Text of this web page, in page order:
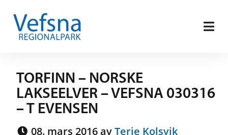
TORFINN – NORSKE
LAKSEELVER – VEFSNA 030316
– T EVENSEN
08. mars 2016 avTerje Kolsvik